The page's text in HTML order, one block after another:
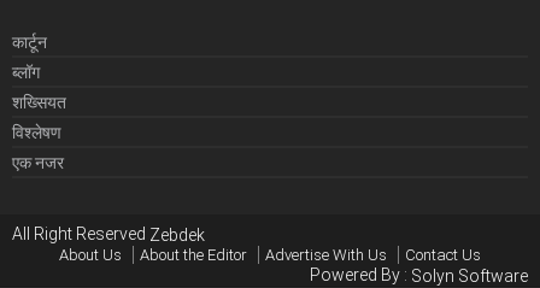
कार्टून
ब्लॉग
शख्सियत
विश्लेषण
एक नजर
All Right Reserved Zebdek
About Us About the Editor Advertise With Us Contact Us
Powered By : Solyn Software